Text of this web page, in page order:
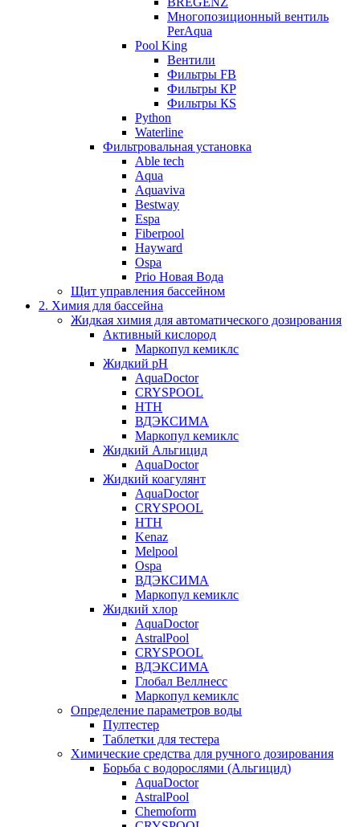
Многопозиционный вентиль
PerAqua
Pool King
Вентили
Фильтры FB
Фильтры КP
Фильтры КS
Python
Waterline
Фильтровальная установка
Able tech
Aqua
Aquaviva
Bestway
Espa
Fiberpool
Hayward
Ospa
Prio Новая Вода
Щит управления бассейном
2. Химия для бассейна
Жидкая химия для автоматического дозирования
Активный кислород
Маркопул кемиклс
Жидкий pH
AquaDoctor
CRYSPOOL
HTH
ВДЭКСИМА
Маркопул кемиклс
Жидкий Альгицид
AquaDoctor
Жидкий коагулянт
AquaDoctor
CRYSPOOL
HTH
Kenaz
Melpool
Ospa
ВДЭКСИМА
Маркопул кемиклс
Жидкий хлор
AquaDoctor
AstralPool
CRYSPOOL
ВДЭКСИМА
Глобал Веллнесс
Маркопул кемиклс
Определение параметров воды
Пултестер
Таблетки для тестера
Химические средства для ручного дозирования
Борьба с водорослями (Альгицид)
AquaDoctor
AstralPool
Chemoform